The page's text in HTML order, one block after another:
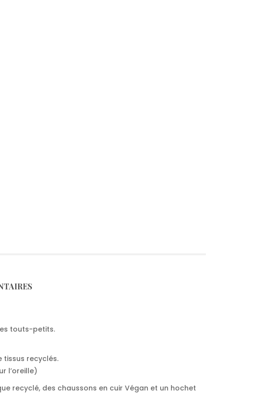
touts-petits.
tissus recyclés.
l’oreille)
recyclé, des chaussons en cuir Végan et un hochet